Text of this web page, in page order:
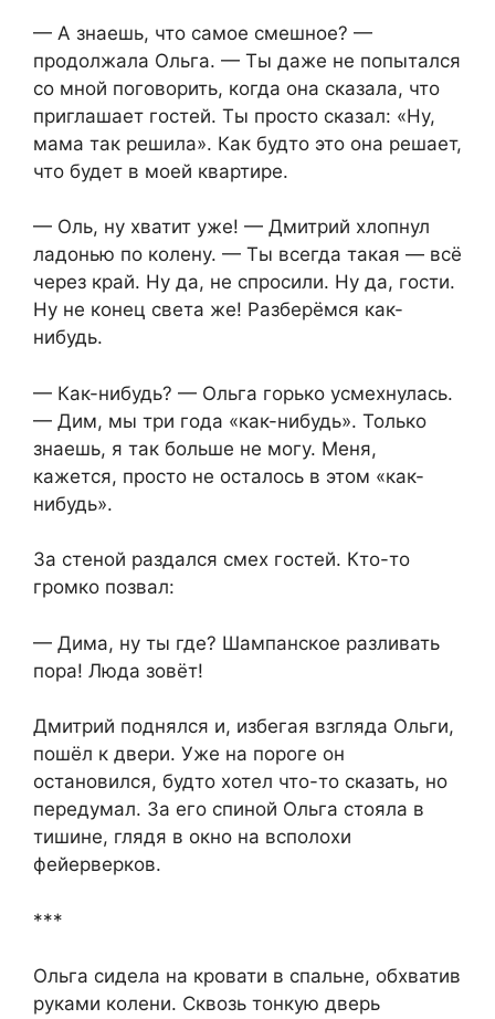
— А знаешь, что самое смешное? —
продолжала Ольга. — Ты даже не попытался
со мной поговорить, когда она сказала, что
приглашает гостей. Ты просто сказал: «Ну,
мама так решила». Как будто это она решает,
что будет в моей квартире.
— Оль, ну хватит уже! — Дмитрий хлопнул
ладонью по колену. — Ты всегда такая — всё
через край. Ну да, не спросили. Ну да, гости.
Ну не конец света же! Разберёмся как-
нибудь.
— Как-нибудь? — Ольга горько усмехнулась.
— Дим, мы три года «как-нибудь». Только
знаешь, я так больше не могу. Меня,
кажется, просто не осталось в этом «как-
нибудь».
За стеной раздался смех гостей. Кто-то
громко позвал:
— Дима, ну ты где? Шампанское разливать
пора! Люда зовёт!
Дмитрий поднялся и, избегая взгляда Ольги,
пошёл к двери. Уже на пороге он
остановился, будто хотел что-то сказать, но
передумал. За его спиной Ольга стояла в
тишине, глядя в окно на всполохи
фейерверков.
***
Ольга сидела на кровати в спальне, обхватив
руками колени. Сквозь тонкую дверь